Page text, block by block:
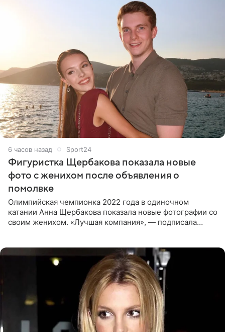
6 часов назад Sport24
Фигуристка Щербакова показала новые
фото с женихом после объявления о
помолвке
Олимпийская чемпионка 2022 года в одиночном
катании Анна Щербакова показала новые фотографии со
своим женихом. «Лучшая компания», — подписала